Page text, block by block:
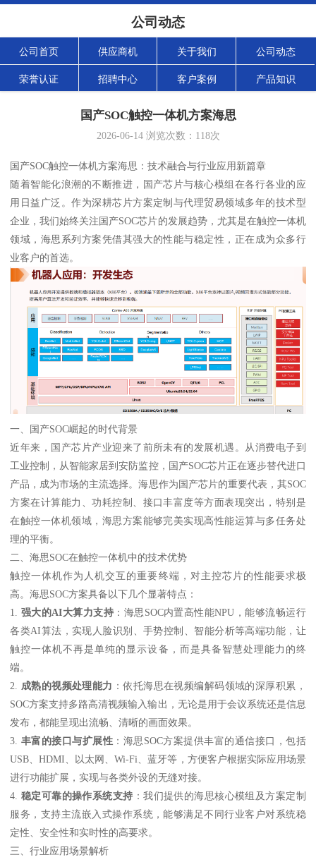
公司动态
公司首页 供应商机 关于我们 公司动态
荣誉认证 招聘中心 客户案例 产品知识
国产SOC触控一体机方案海思
2026-06-14浏览次数： 118次
国产SOC触控一体机方案海思：技术融合与行业应用新篇章
随着智能化浪潮的不断推进，国产芯片与核心模组在各行各业的应
用日益广泛。作为深耕芯片方案定制与代理贸易领域多年的技术型
企业，我们始终关注国产SOC芯片的发展趋势，尤其是在触控一体机
领域，海思系列方案凭借其强大的性能与稳定性，正在成为众多行
业客户的首选。
一、国产SOC崛起的时代背景
近年来，国产芯片产业迎来了前所未有的发展机遇。从消费电子到
工业控制，从智能家居到安防监控，国产SOC芯片正在逐步替代进口
产品，成为市场的主流选择。海思作为国产芯片的重要代表，其SOC
方案在计算能力、功耗控制、接口丰富度等方面表现突出，特别是
在触控一体机领域，海思方案能够完美实现高性能运算与多任务处
理的平衡。
二、海思SOC在触控一体机中的技术优势
触控一体机作为人机交互的重要终端，对主控芯片的性能要求极
高。海思SOC方案具备以下几个显著特点：
1. 强大的AI大算力支持 ：海思SOC内置高性能NPU，能够流畅运行
各类AI算法，实现人脸识别、手势控制、智能分析等高端功能，让
触控一体机不再是单纯的显示设备，而是具备智慧处理能力的终
端。
2. 成熟的视频处理能力 ：依托海思在视频编解码领域的深厚积累，
SOC方案支持多路高清视频输入输出，无论是用于会议系统还是信息
发布，都能呈现出流畅、清晰的画面效果。
3. 丰富的接口与扩展性 ：海思SOC方案提供丰富的通信接口，包括
USB、HDMI、以太网、Wi-Fi、蓝牙等，方便客户根据实际应用场景
进行功能扩展，实现与各类外设的无缝对接。
4. 稳定可靠的操作系统支持 ：我们提供的海思核心模组及方案定制
服务，支持主流嵌入式操作系统，能够满足不同行业客户对系统稳
定性、安全性和实时性的高要求。
三、行业应用场景解析